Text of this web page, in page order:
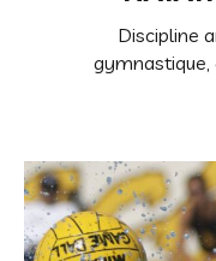
Discipline
gymnastique,